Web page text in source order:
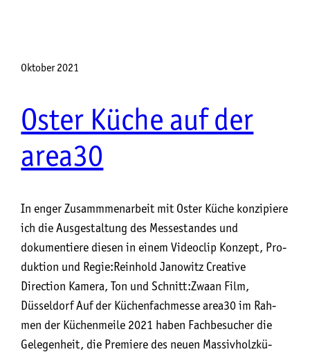
Oktober 2021
Oster Küche auf der
area30
In enger Zusammmenarbeit mit Oster Küche konzipiere
ich die Ausgestaltung des Messestandes und
dokumentiere diesen in einem Videoclip Kon­zept, Pro­
duk­ti­on und Regie:Rein­hold Jano­witz Crea­ti­ve
Direction Kame­ra, Ton und Schnitt:Zwa­an Film,
Düsseldorf Auf der Küchen­fach­mes­se area30 im Rah­
men der Küchen­mei­le 2021 haben Fach­be­su­cher die
Gele­gen­heit, die Pre­mie­re des neu­en Mas­siv­holz­kü­